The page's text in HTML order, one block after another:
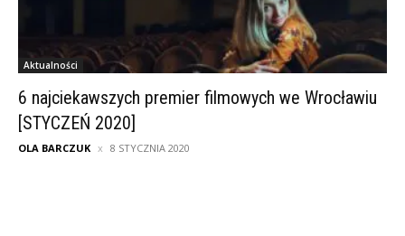
Aktualności
6 najciekawszych premier filmowych we Wrocławiu
[STYCZEŃ 2020]
OLA BARCZUK 8 STYCZNIA 2020